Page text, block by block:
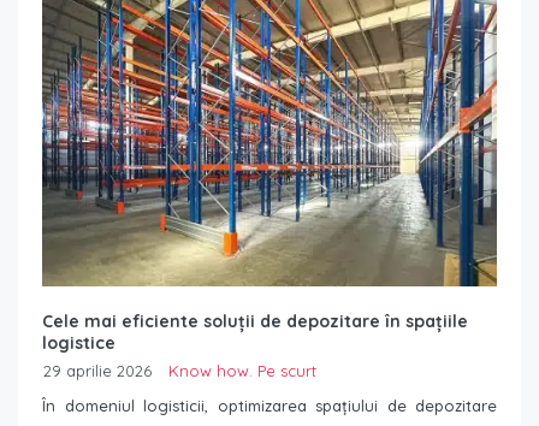
Cele mai eficiente soluții de depozitare în spațiile
logistice
29 aprilie 2026
Know how. Pe scurt
În domeniul logisticii, optimizarea spațiului de depozitare